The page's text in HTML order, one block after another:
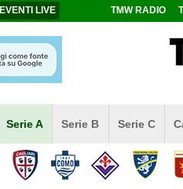
EVENTI LIVE TMW RADIO
Serie A Serie B Serie C